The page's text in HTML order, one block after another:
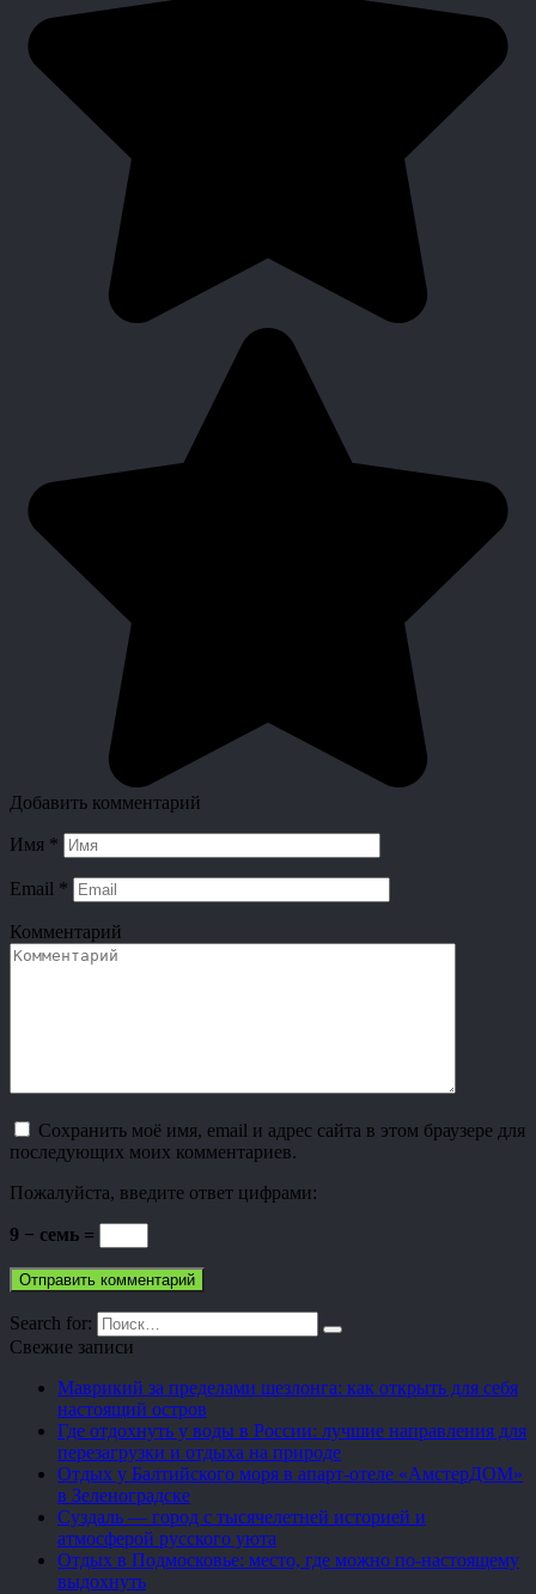
Добавить комментарий
Имя *
Email *
Комментарий
Сохранить моё имя, email и адрес сайта в этом браузере для
последующих моих комментариев.
Пожалуйста, введите ответ цифрами:
9 − семь =
Search for:
Свежие записи
Маврикий за пределами шезлонга: как открыть для себя
настоящий остров
Где отдохнуть у воды в России: лучшие направления для
перезагрузки и отдыха на природе
Отдых у Балтийского моря в апарт-отеле «АмстерДОМ»
в Зеленоградске
Суздаль — город с тысячелетней историей и
атмосферой русского уюта
Отдых в Подмосковье: место, где можно по-настоящему
выдохнуть